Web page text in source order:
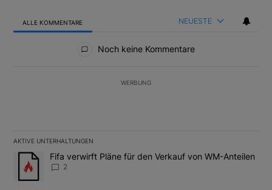
ALLE KOMMENTARE NEUESTE
Noch keine Kommentare
WERBUNG
AKTIVE UNTERHALTUNGEN
Das Folgende ist eine Liste der am meisten kommentierten
Ein Trendartikel mit dem Titel "Fifa verwirft Pläne für den
Fifa verwirft Pläne für den Verkauf von WM-Anteilen
2